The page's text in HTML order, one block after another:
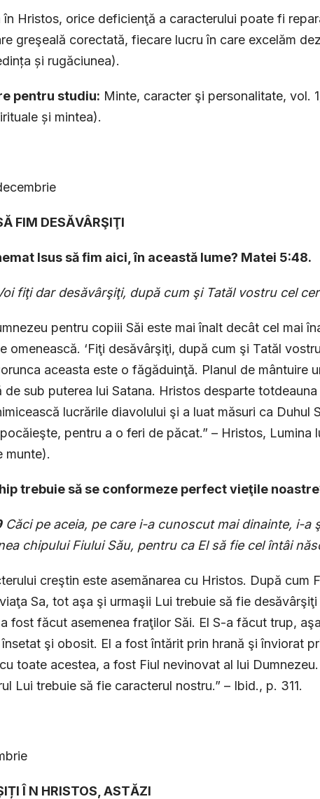
în Hristos, orice deficienţă a caracterului poate fi
greşeală corectată, fiecare lucru în care excelăm
și rugăciunea).
pentru studiu: Minte, caracter şi personalitate, vol.
și mintea).
FIM DESĂVÂRŞIŢI
Isus să fim aici, în această lume? Matei 5:48.
fiţi dar desăvârşiţi, după cum şi Tatăl vostru cel
pentru copiii Săi este mai înalt decât cel mai
omenească. ‘Fiţi desăvârşiţi, după cum şi Tatăl
aceasta este o făgăduinţă. Planul de mântuire
de sub puterea lui Satana. Hristos desparte
lucrările diavolului şi a luat măsuri ca Duhul
pentru a o feri de păcat.” – Hristos, Lumina
munte).
trebuie să se conformeze perfect vieţile
Căci pe aceia, pe care i-a cunoscut mai dinainte, i-a
chipului Fiului Său, pentru ca El să fie cel întâi
creştin este asemănarea cu Hristos. După cum
Sa, tot aşa şi urmaşii Lui trebuie să fie
fost făcut asemenea fraţilor Săi. El S-a făcut trup,
şi obosit. El a fost întărit prin hrană şi înviorat
toate acestea, a fost Fiul nevinovat al lui
Lui trebuie să fie caracterul nostru.” – Ibid., p. 311.
Î N HRISTOS, ASTĂZI